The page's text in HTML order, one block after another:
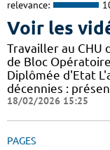
relevance:
Voir les
Travailler au CHU
de Bloc
Diplômée d'Etat
décennies :
18/02/2026 15:25
PAGES